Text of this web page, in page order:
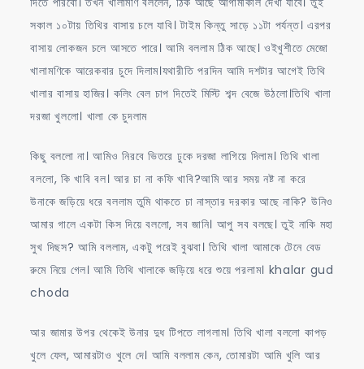
সকাল ১০টায় তিথির বাসায় চলে যাবি। টাইম কিন্তু সাড়ে ১১টা পর্যন্ত। এরপর
বাসায় লোকজন চলে আসতে পারে। আমি বললাম ঠিক আছে। ওইখুশীতে মেজো
খালামণিকে আরেকবার চুদে দিলাম।যথারীতি পরদিন আমি দশটার আগেই তিথি
খালার বাসায় হাজির। কলিং বেল চাপ দিতেই মিস্টি শব্দ বেজে উঠলো।তিথি খালা
দরজা খুললো। খালা কে চুদলাম
কিছু বললো না। আমিও নিরবে ভিতরে ঢুকে দরজা লাগিয়ে দিলাম। তিথি খালা
বললো, কি খাবি বল। আর চা না কফি খাবি?আমি আর সময় নষ্ট না করে
উনাকে জড়িয়ে ধরে বললাম তুমি থাকতে চা নাস্তার দরকার আছে নাকি? উনিও
আমার গালে একটা কিস দিয়ে বললো, সব জানি। আপু সব বলছে। তুই নাকি মহা
সুখ দিছস? আমি বললাম, একটু পরেই বুঝবা। তিথি খালা আমাকে টেনে বেড
রুমে নিয়ে গেল। আমি তিথি খালাকে জড়িয়ে ধরে শুয়ে পরলাম। khalar gud
choda
আর জামার উপর থেকেই উনার দুধ টিপতে লাগলাম। তিথি খালা বললো কাপড়
খুলে ফেল, আমারটাও খুলে দে। আমি বললাম কেন, তোমারটা আমি খুলি আর